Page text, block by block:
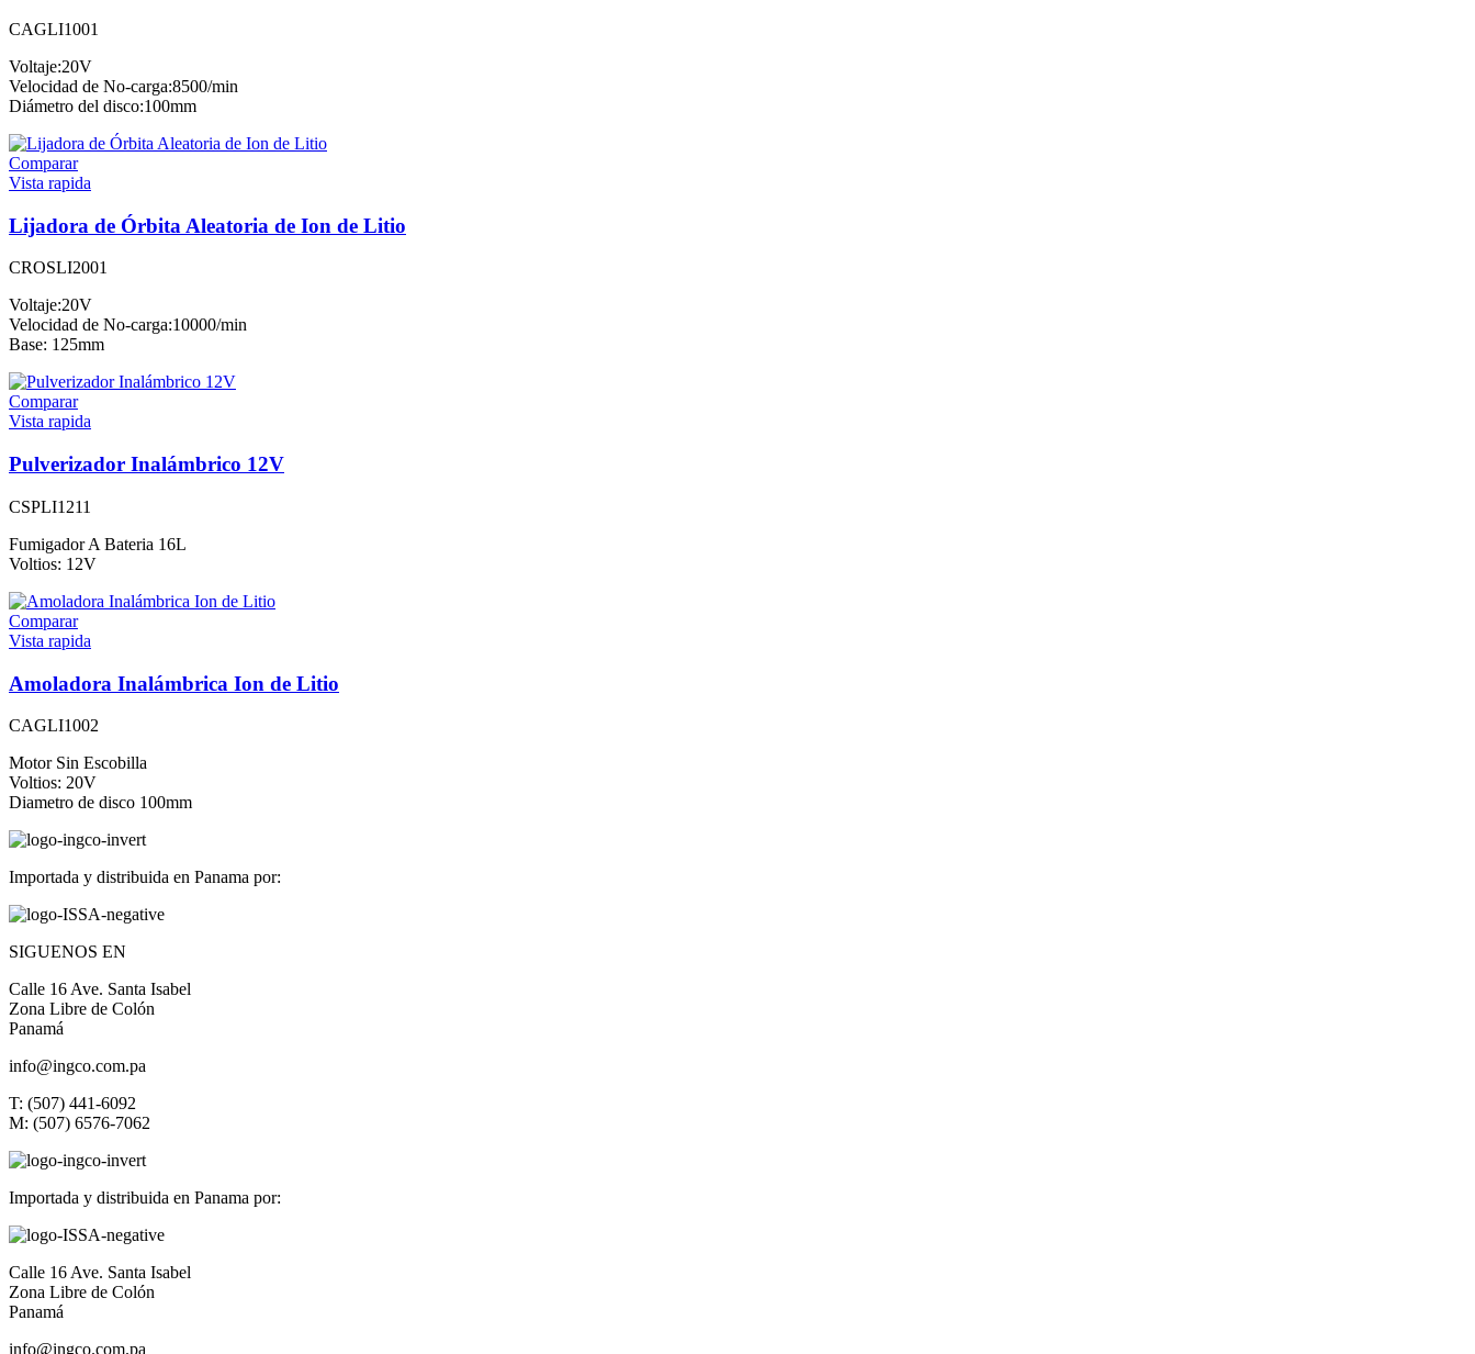
CAGLI1001
Voltaje:20V
Velocidad de No-carga:8500/min
Diámetro del disco:100mm
Comparar
Vista rapida
Lijadora de Órbita Aleatoria de Ion de Litio
CROSLI2001
Voltaje:20V
Velocidad de No-carga:10000/min
Base: 125mm
Comparar
Vista rapida
Pulverizador Inalámbrico 12V
CSPLI1211
Fumigador A Bateria 16L
Voltios: 12V
Comparar
Vista rapida
Amoladora Inalámbrica Ion de Litio
CAGLI1002
Motor Sin Escobilla
Voltios: 20V
Diametro de disco 100mm
Importada y distribuida en Panama por:
SIGUENOS EN
Calle 16 Ave. Santa Isabel
Zona Libre de Colón
Panamá
info@ingco.com.pa
T: (507) 441-6092
M: (507) 6576-7062
Importada y distribuida en Panama por:
Calle 16 Ave. Santa Isabel
Zona Libre de Colón
Panamá
info@ingco.com.pa